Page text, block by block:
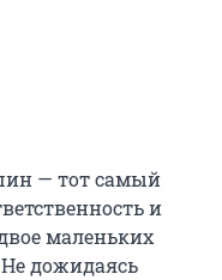
— тот самый
и
маленьких
дожидаясь